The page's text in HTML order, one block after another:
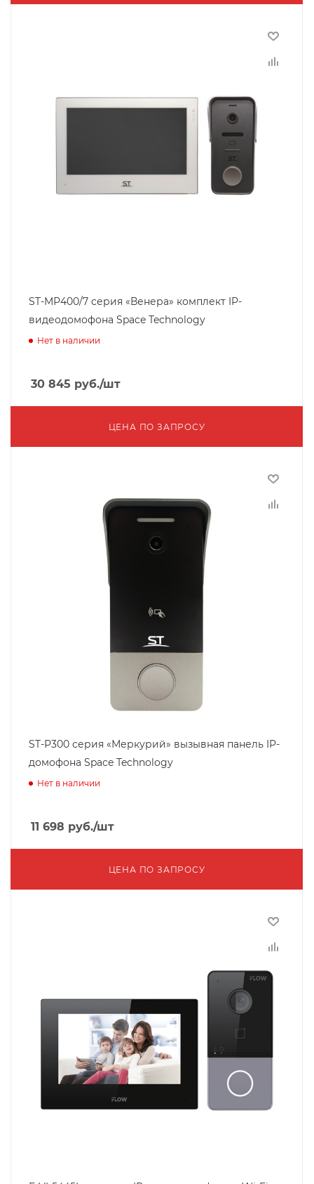
ST-MР400/7 серия «Венера» комплект IP-
видеодомофона Space Technology
Нет в наличии
30 845 руб./шт
ЦЕНА ПО ЗАПРОСУ
ST-P300 серия «Меркурий» вызывная панель IP-
домофона Space Technology
Нет в наличии
11 698 руб./шт
ЦЕНА ПО ЗАПРОСУ